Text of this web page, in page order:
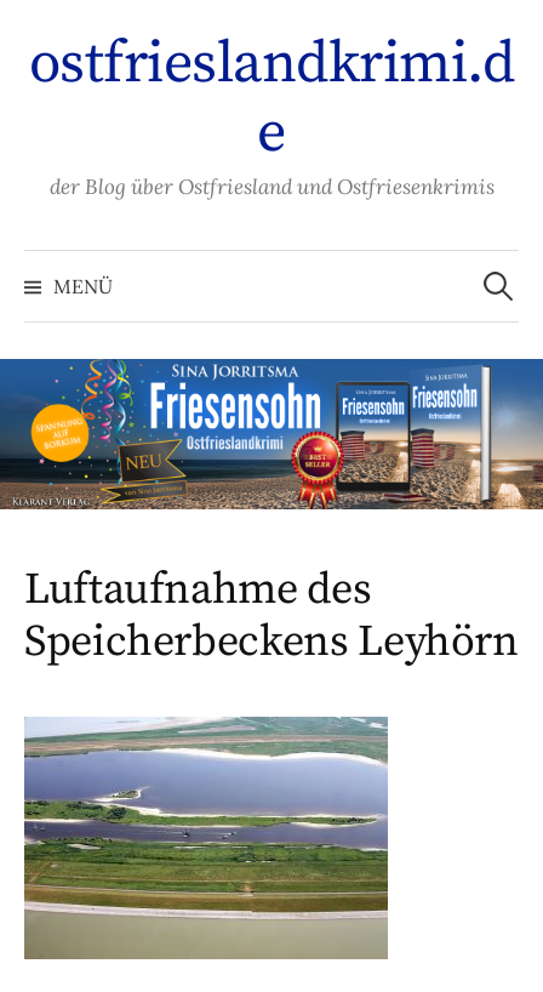
Inhalt
überspringen
ostfrieslandkrimi.d
e
der Blog über Ostfriesland und Ostfriesenkrimis
MENÜ
Suchen
nach:
Luftaufnahme des
Speicherbeckens Leyhörn